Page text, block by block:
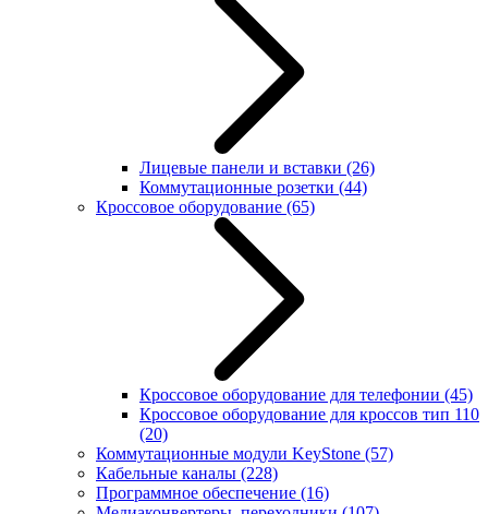
Лицевые панели и вставки (26)
Коммутационные розетки (44)
Кроссовое оборудование (65)
Кроссовое оборудование для телефонии (45)
Кроссовое оборудование для кроссов тип 110
(20)
Коммутационные модули KeyStone (57)
Кабельные каналы (228)
Программное обеспечение (16)